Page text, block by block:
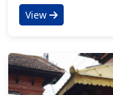
View